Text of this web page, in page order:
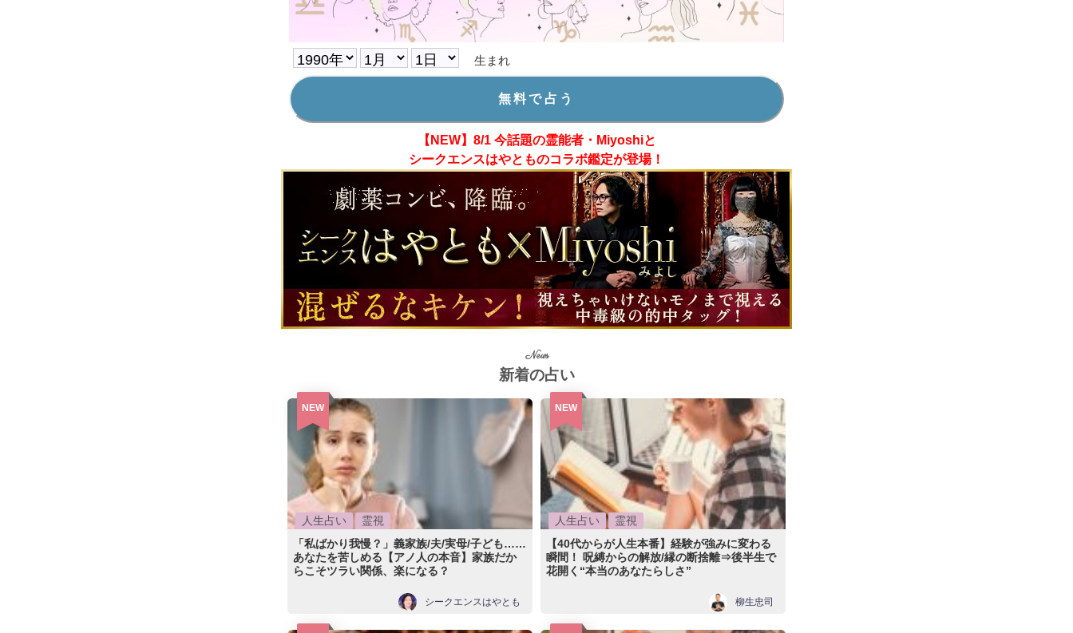
生まれ
【NEW】8/1 今話題の霊能者・Miyoshiと
シークエンスはやとものコラボ鑑定が登場！
News
新着の占い
NEW
人生占い
霊視
「私ばかり我慢？」義家族/夫/実母/子ども……
あなたを苦しめる【アノ人の本音】家族だか
らこそツラい関係、楽になる？
シークエンスはやとも
NEW
人生占い
霊視
【40代からが人生本番】経験が強みに変わる
瞬間！ 呪縛からの解放/縁の断捨離⇒後半生で
花開く“本当のあなたらしさ”
柳生忠司